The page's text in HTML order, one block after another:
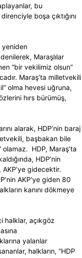
bu
boşa çıktığını
yeniden
Maraşlılar
“bir vekilimiz olsun”
Maraş’ta milletvekili
olma hevesi uğruna,
hırs bürümüş,
alarak, HDP’nin baraj
başbakan bile
olamaz. HDP, Maraş’ta
HDP’nin
gidecektir.
AKP’ye giden 80
kanını dökmeye
halklar, açıkgöz
yalanlar
halkların, “HDP